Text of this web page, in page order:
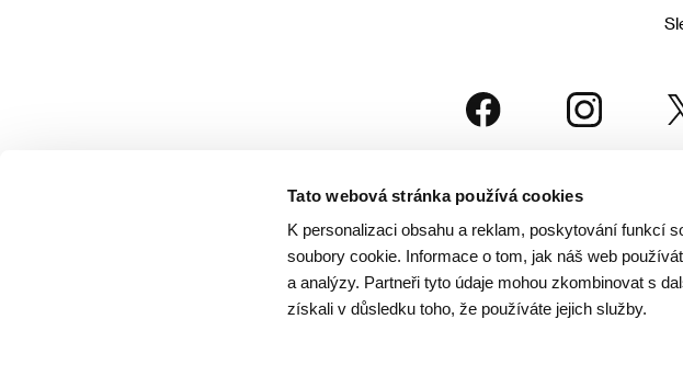
Tato webová stránka používá cookies
K personalizaci obsahu a reklam, poskytování funkcí
soubory cookie. Informace o tom, jak náš web
a analýzy. Partneři tyto údaje mohou zkombinovat s
získali v důsledku toho, že používáte jejich služby.
je součástí rodiny